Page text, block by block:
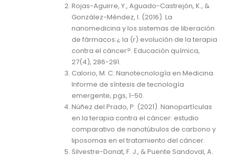
Rojas-Aguirre, Y., Aguado-Castrejón, K., &
González-Méndez, I. (2016). La
nanomedicina y los sistemas de liberación
de fármacos:¿ la (r) evolución de la terapia
contra el cáncer?. Educación química,
27(4), 286-291.
Calorio, M. C. Nanotecnología en Medicina.
Informe de síntesis de tecnología
emergente, pgs, 1-50.
Núñez del Prado, P. (2021). Nanopartículas
en la terapia contra el cáncer: estudio
comparativo de nanotúbulos de carbono y
liposomas en el tratamiento del cáncer.
Silvestre-Donat, F. J., & Puente Sandoval, A.